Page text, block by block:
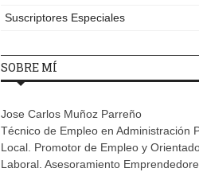
Suscriptores Especiales
SOBRE MÍ
Jose Carlos Muñoz Parreño
Técnico de Empleo en Administración
Local. Promotor de Empleo y
Laboral. Asesoramiento